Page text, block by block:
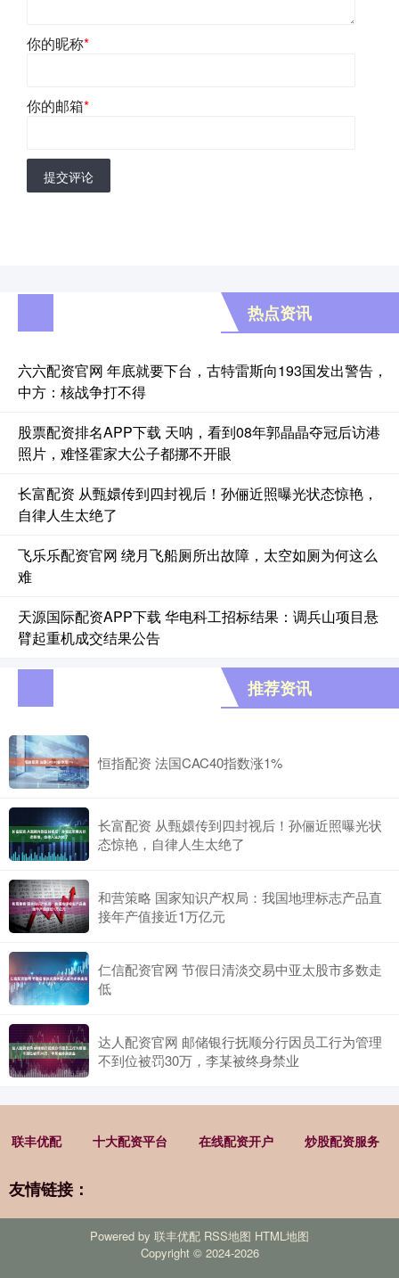
你的昵称*
你的邮箱*
提交评论
热点资讯
六六配资官网 年底就要下台，古特雷斯向193国发出警告，
中方：核战争打不得
股票配资排名APP下载 天呐，看到08年郭晶晶夺冠后访港
照片，难怪霍家大公子都挪不开眼
长富配资 从甄嬛传到四封视后！孙俪近照曝光状态惊艳，
自律人生太绝了
飞乐乐配资官网 绕月飞船厕所出故障，太空如厕为何这么
难
天源国际配资APP下载 华电科工招标结果：调兵山项目悬
臂起重机成交结果公告
推荐资讯
恒指配资 法国CAC40指数涨1%
长富配资 从甄嬛传到四封视后！孙俪近照曝光状
态惊艳，自律人生太绝了
和营策略 国家知识产权局：我国地理标志产品直
接年产值接近1万亿元
仁信配资官网 节假日清淡交易中亚太股市多数走
低
达人配资官网 邮储银行抚顺分行因员工行为管理
不到位被罚30万，李某被终身禁业
联丰优配 十大配资平台 在线配资开户 炒股配资服务
友情链接：
Powered by 联丰优配 RSS地图 HTML地图
Copyright © 2024-2026